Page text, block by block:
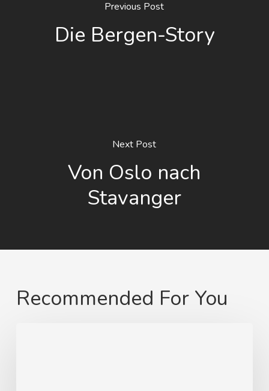
Previous Post
Die Bergen-Story
Next Post
Von Oslo nach
Stavanger
Recommended For You